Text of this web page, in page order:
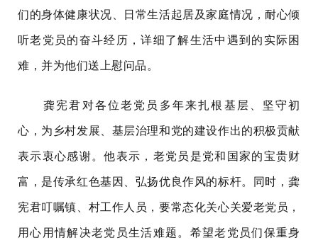
们的身体健康状况、日常生活起居及家庭情况，耐心倾
听老党员的奋斗经历，详细了解生活中遇到的实际困
难，并为他们送上慰问品。
龚宪君对各位老党员多年来扎根基层、坚守初
心，为乡村发展、基层治理和党的建设作出的积极贡献
表示衷心感谢。他表示，老党员是党和国家的宝贵财
富，是传承红色基因、弘扬优良作风的标杆。同时，龚
宪君叮嘱镇、村工作人员，要常态化关心关爱老党员，
用心用情解决老党员生活难题。希望老党员们保重身